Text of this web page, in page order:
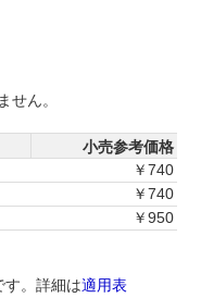
せん。
小売参考価格
￥740
￥740
￥950
す。詳細は適用表